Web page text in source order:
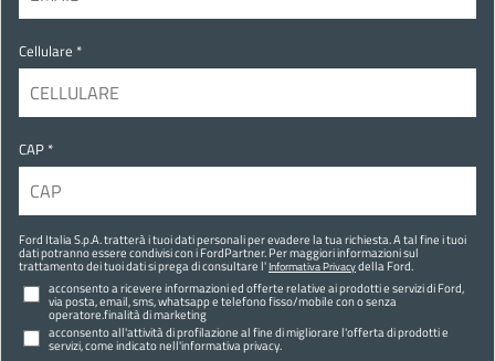
Cellulare *
CAP *
Ford Italia S.p.A. tratterà i tuoi dati personali per evadere la tua richiesta. A tal fine i tuoi
dati potranno essere condivisi con i FordPartner. Per maggiori informazioni sul
trattamento dei tuoi dati si prega di consultare l'Informativa Privacydella Ford.
acconsento a ricevere informazioni ed offerte relative ai prodotti e servizi di Ford,
via posta, email, sms, whatsapp e telefono fisso/mobile con o senza
operatore.finalità di marketing
acconsento all'attività di profilazione al fine di migliorare l'offerta di prodotti e
servizi, come indicato nell'informativa privacy.